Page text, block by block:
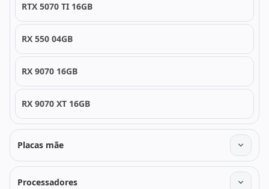
RTX 5070 TI 16GB
RX 550 04GB
RX 9070 16GB
RX 9070 XT 16GB
Placas mãe
Processadores